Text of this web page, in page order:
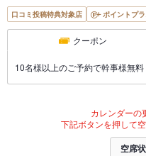
口コミ投稿特典対象店 ポイントプ
クーポン
10名様以上のご予約で幹事様無料
カレンダーの
下記ボタンを押して
空席